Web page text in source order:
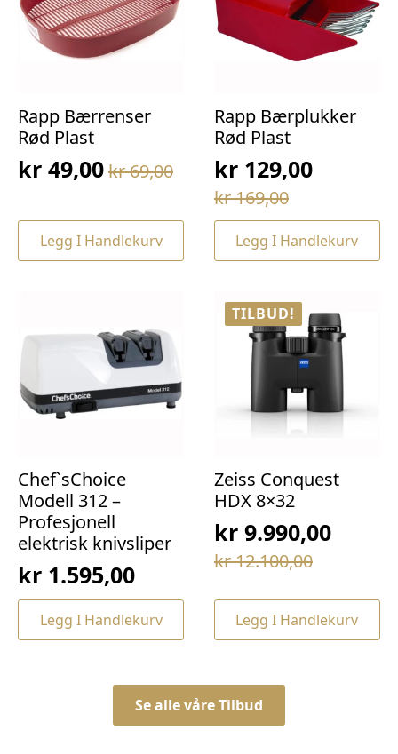
Rapp Bærrenser
Rød Plast
kr69,00
Opprinnelig
var:
kr 69,00.
kr 49,00
Nåværende
er:
kr 49,00.
Legg I Handlekurv
Rapp Bærplukker
Rød Plast
kr169,00
Opprinnelig
pris
var:
kr129,00
Nåværende
pris
er:Legg I Handlekurv
Chef`sChoice
Modell 312 –
Profesjonell
elektrisk knivsliper
kr 1.595,00
Legg I Handlekurv
TILBUD!
Zeiss Conquest
HDX 8×32
kr12.100,00
Opprinnelig
var:
kr 12.100,00.
kr9.990,00
Nåværende
er:
kr 9.990,00.
Legg I Handlekurv
Se alle våre Tilbud